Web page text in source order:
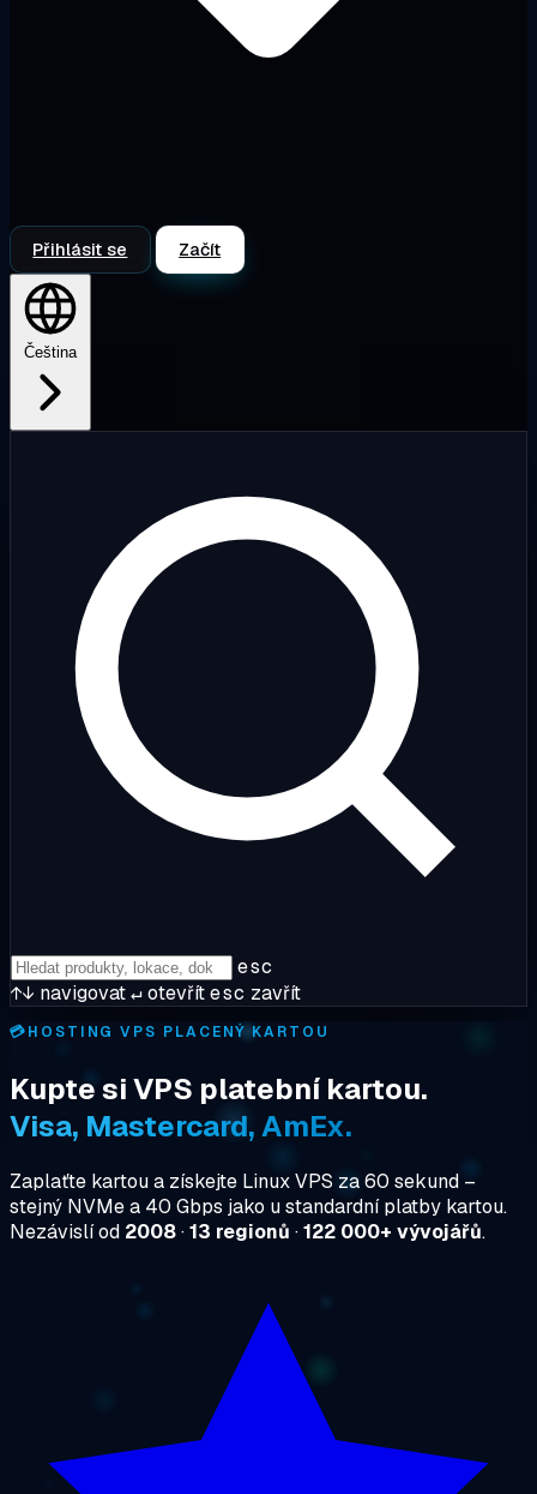
Přihlásit se Začít
Čeština
esc
↑↓ navigovat↵otevřítesc zavřít
💳HOSTING VPS PLACENÝ KARTOU
Kupte si VPS platební kartou.
Visa, Mastercard, AmEx.
Zaplaťte kartou a získejte Linux VPS za 60 sekund –
stejný NVMe a 40 Gbps jako u standardní platby kartou.
Nezávislí od 2008·13 regionů ·122 000+ vývojářů.